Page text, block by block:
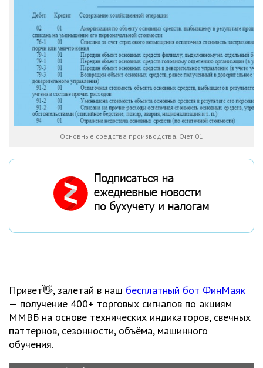
Основные средства производства. Счет 01
Привет👋, залетай в наш бесплатный бот ФинМаяк
— получение 400+ торговых сигналов по акциям
ММВБ на основе технических индикаторов, свечных
паттернов, сезонности, объёма, машинного
обучения.